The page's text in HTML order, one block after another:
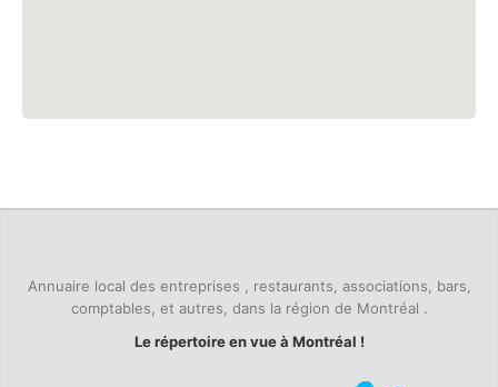
Annuaire local des entreprises , restaurants, associations, bars,
comptables, et autres, dans la région de Montréal .
Le répertoire en vue à Montréal !